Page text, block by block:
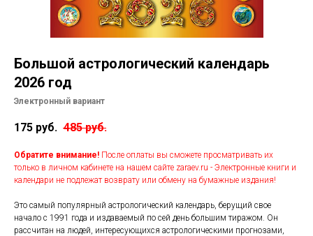
Подписки
Курсы лекций
Помощь
Большой астрологический календарь
2026 год
Электронный вариант
175 руб. 485 руб.
Обратите внимание! После оплаты вы сможете просматривать их
только в личном кабинете на нашем сайте zaraev.ru - Электронные книги и
календари не подлежат возврату или обмену на бумажные издания!
Это самый популярный астрологический календарь, берущий свое
начало с 1991 года и издаваемый по сей день большим тиражом. Он
рассчитан на людей, интересующихся астрологическими прогнозами,